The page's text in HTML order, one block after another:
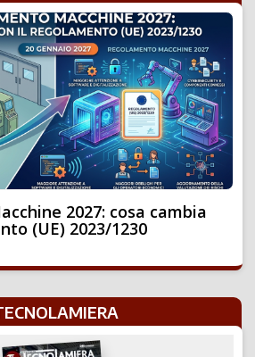
2027: cosa cambia
(UE) 2023/1230